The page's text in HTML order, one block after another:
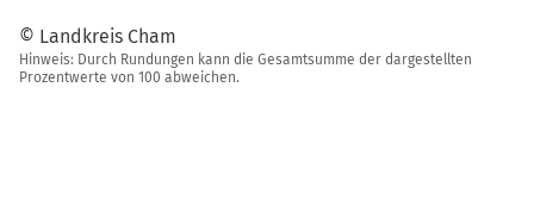
© Landkreis Cham
Hinweis: Durch Rundungen kann die Gesamtsumme der dargestellten
Prozentwerte von 100 abweichen.